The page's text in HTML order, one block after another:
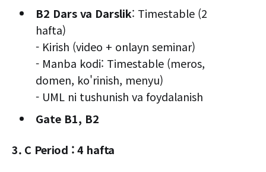
B2 Dars va Darslik: Timestable (2
hafta)
- Kirish (video + onlayn seminar)
- Manba kodi: Timestable (meros,
domen, ko'rinish, menyu)
- UML ni tushunish va foydalanish
Gate B1, B2
3. C Period : 4 hafta